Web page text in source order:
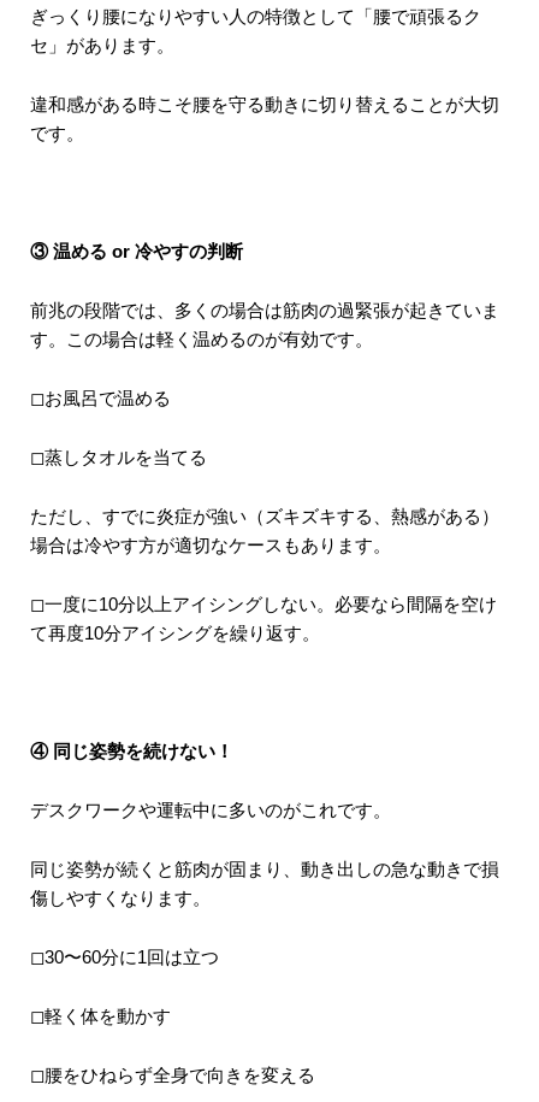
ぎっくり腰になりやすい人の特徴として「腰で頑張るク
セ」があります。
違和感がある時こそ腰を守る動きに切り替えることが大切
です。
③ 温める or 冷やすの判断
前兆の段階では、多くの場合は筋肉の過緊張が起きていま
す。この場合は軽く温めるのが有効です。
◻︎お風呂で温める
◻︎蒸しタオルを当てる
ただし、すでに炎症が強い（ズキズキする、熱感がある）
場合は冷やす方が適切なケースもあります。
◻︎一度に10分以上アイシングしない。必要なら間隔を空け
て再度10分アイシングを繰り返す。
④ 同じ姿勢を続けない！
デスクワークや運転中に多いのがこれです。
同じ姿勢が続くと筋肉が固まり、動き出しの急な動きで損
傷しやすくなります。
◻︎30〜60分に1回は立つ
◻︎軽く体を動かす
◻︎腰をひねらず全身で向きを変える